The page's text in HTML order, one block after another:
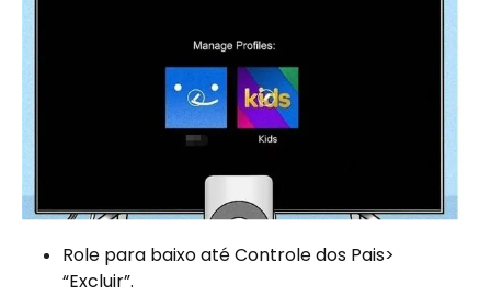
Role para baixo até Controle dos Pais>
“Excluir”.